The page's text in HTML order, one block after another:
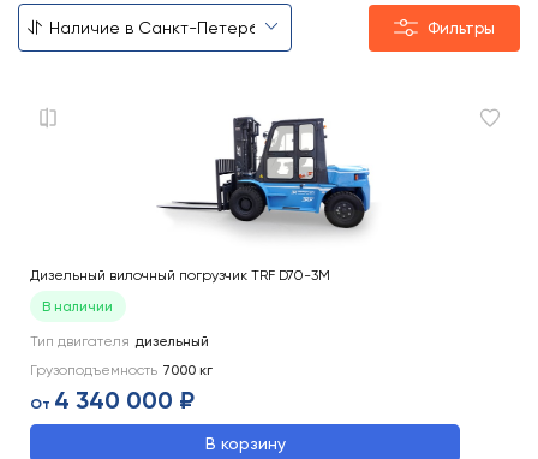
Фильтры
Дизельный вилочный погрузчик TRF D70-3M
В наличии
Тип двигателя дизельный
Грузоподъемность 7000 кг
От 4 340 000 ₽
В корзину